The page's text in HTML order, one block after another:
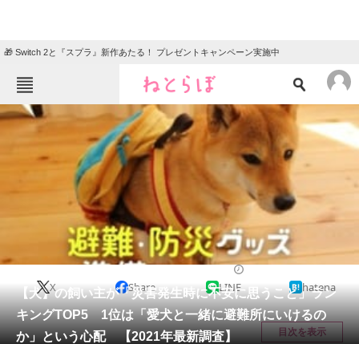
🎁 Switch 2と『スプラ』新作あたる！ プレゼントキャンペーン実施中
ねとらぼメニュー
ニュース
エンタメ
グルメ
教育・育児
動物 リサーチ
会員記事
メディア
【犬】の飼い主が「災害発生時に不安に思うこと」ラン
キングTOP5 1位は「愛犬と一緒に避難所にいけるの
か」という心配 【2021年最新調査】
X Share LINE hatena
目次を表示